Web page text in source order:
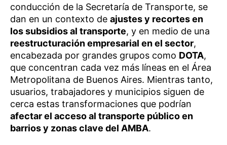
conducción de la Secretaría de Transporte, se
dan en un contexto de ajustes y recortes en
los subsidios al transporte, y en medio de una
reestructuración empresarial en el sector,
encabezada por grandes grupos como DOTA,
que concentran cada vez más líneas en el Área
Metropolitana de Buenos Aires. Mientras tanto,
usuarios, trabajadores y municipios siguen de
cerca estas transformaciones que podrían
afectar el acceso al transporte público en
barrios y zonas clave del AMBA.